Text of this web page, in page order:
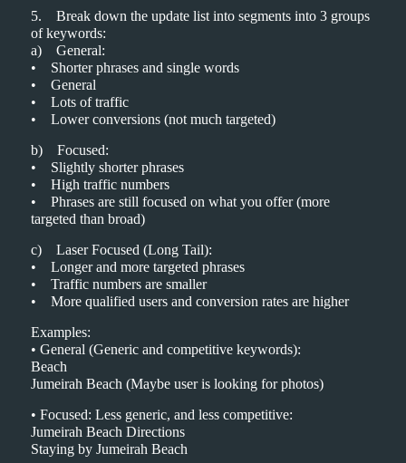
5. Break down the update list into segments into 3 groups
of keywords:
a) General:
• Shorter phrases and single words
• General
• Lots of traffic
• Lower conversions (not much targeted)
b) Focused:
• Slightly shorter phrases
• High traffic numbers
• Phrases are still focused on what you offer (more
targeted than broad)
c) Laser Focused (Long Tail):
• Longer and more targeted phrases
• Traffic numbers are smaller
• More qualified users and conversion rates are higher
Examples:
• General (Generic and competitive keywords):
Beach
Jumeirah Beach (Maybe user is looking for photos)
• Focused: Less generic, and less competitive:
Jumeirah Beach Directions
Staying by Jumeirah Beach